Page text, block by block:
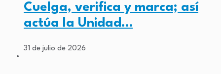
Cuelga, verifica y marca; así
actúa la Unidad…
31 de julio de 2026